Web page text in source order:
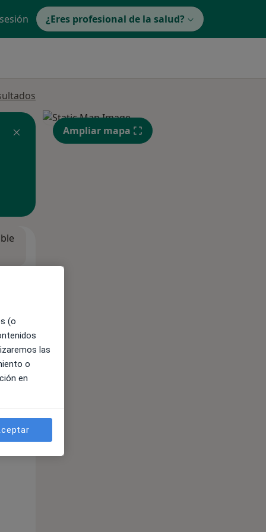
¿Eres profesional de la salud?
Ampliar mapa
(o
las
o
en